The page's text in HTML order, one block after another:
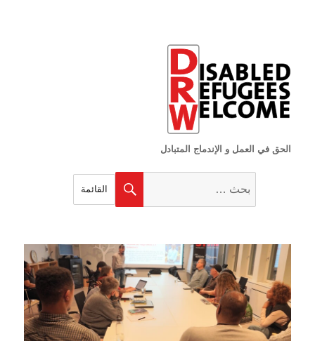
الحق في العمل و الإندماج المتبادل
بحث
القائمة